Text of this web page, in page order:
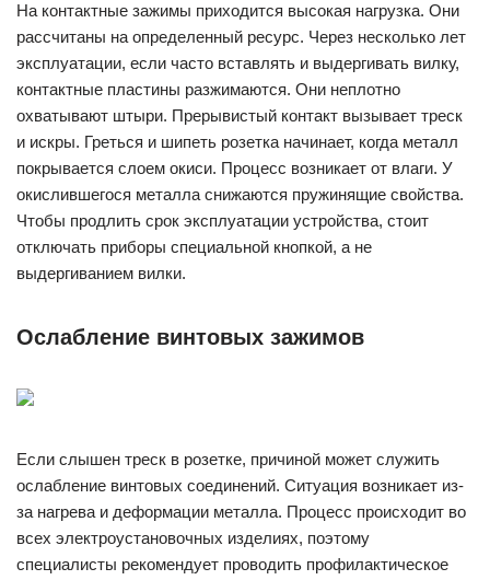
На контактные зажимы приходится высокая нагрузка. Они
рассчитаны на определенный ресурс. Через несколько лет
эксплуатации, если часто вставлять и выдергивать вилку,
контактные пластины разжимаются. Они неплотно
охватывают штыри. Прерывистый контакт вызывает треск
и искры. Греться и шипеть розетка начинает, когда металл
покрывается слоем окиси. Процесс возникает от влаги. У
окислившегося металла снижаются пружинящие свойства.
Чтобы продлить срок эксплуатации устройства, стоит
отключать приборы специальной кнопкой, а не
выдергиванием вилки.
Ослабление винтовых зажимов
Если слышен треск в розетке, причиной может служить
ослабление винтовых соединений. Ситуация возникает из-
за нагрева и деформации металла. Процесс происходит во
всех электроустановочных изделиях, поэтому
специалисты рекомендует проводить профилактическое